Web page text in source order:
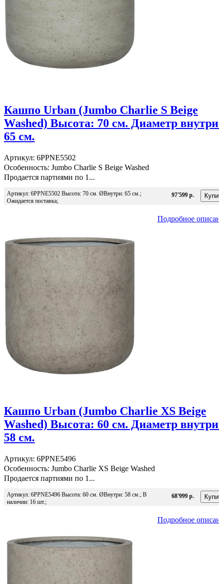
Кашпо Urban (Jumbo Charlie S Beige
Washed) Высота: 70 см. Диаметр
65 см.
Артикул: 6PPNE5502
Особенность: Jumbo Charlie S Beige Washed
Продается партиями по 1...
Артикул: 6PPNE5502 Высота: 70 см. ØВнутри: 65 см.;
Ожидается поставка;
97'599 р.
Подробное
Кашпо Urban (Jumbo Charlie XS Beige
Washed) Высота: 60 см. Диаметр
58 см.
Артикул: 6PPNE5496
Особенность: Jumbo Charlie XS Beige Washed
Продается партиями по 1...
Артикул: 6PPNE5496 Высота: 60 см. ØВнутри: 58 см.; В
наличии: 16 шт.;
68'999 р.
Подробное